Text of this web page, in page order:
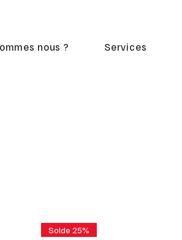
nous ? Services
Solde 25%